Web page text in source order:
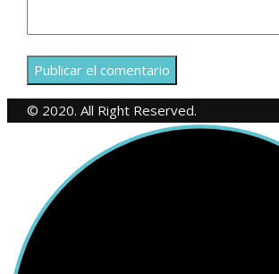
© 2020. All Right Reserved.